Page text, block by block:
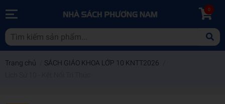
0
Trang chủ SÁCH GIÁO KHOA LỚP 10 KNTT2026